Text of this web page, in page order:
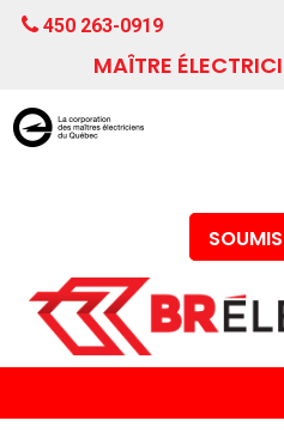
450 263-0919
MAÎTRE